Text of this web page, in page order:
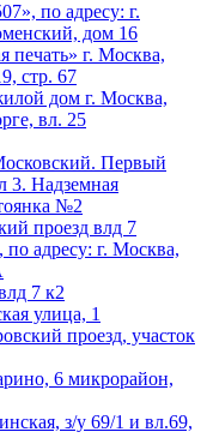
по адресу: г.
дом 16
печать» г. Москва,
стр. 67
дом г. Москва,
вл. 25
Первый
3. Надземная
№2
проезд влд 7
адресу: г. Москва,
7 к2
улица, 1
проезд, участок
6 микрорайон,
з/у 69/1 и вл.69,